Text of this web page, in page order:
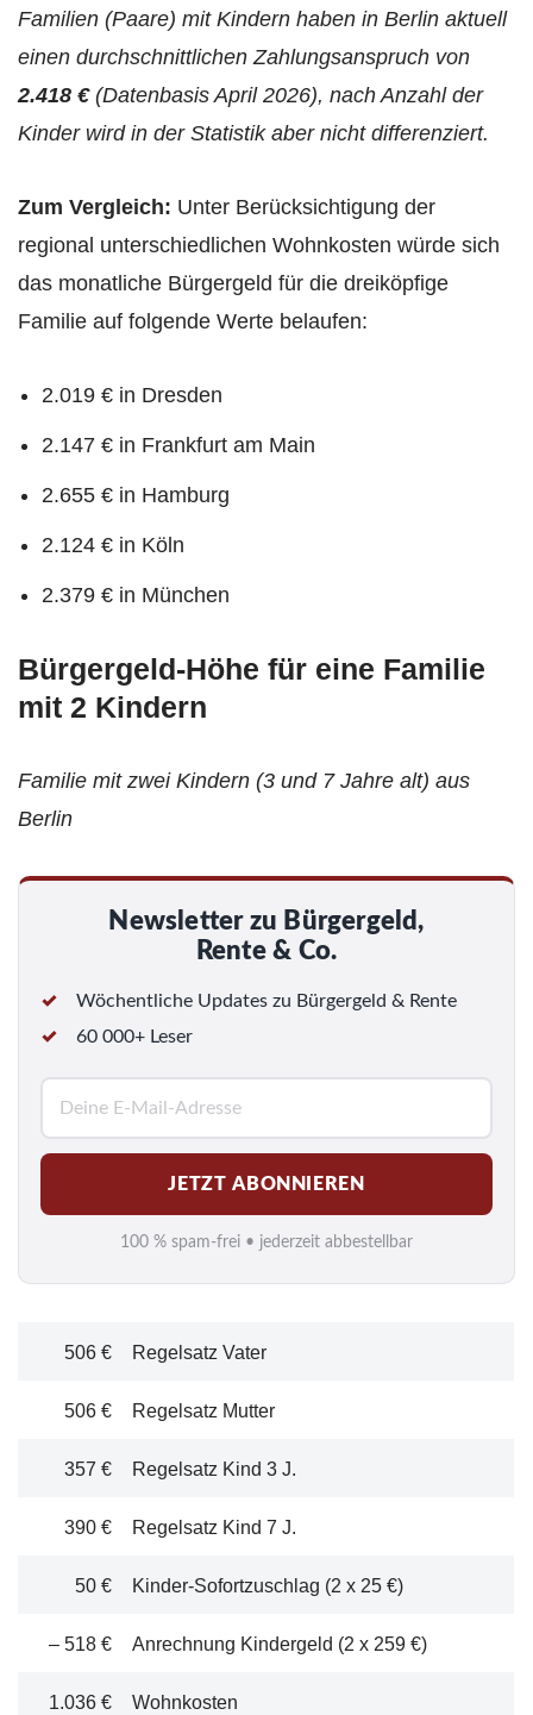
Familien (Paare) mit Kindern haben in Berlin aktuell
einen durchschnittlichen Zahlungsanspruch von
2.418 €(Datenbasis April 2026), nach Anzahl der
Kinder wird in der Statistik aber nicht differenziert.
Zum Vergleich: Unter Berücksichtigung der
regional unterschiedlichen Wohnkosten würde sich
das monatliche Bürgergeld für die dreiköpfige
Familie auf folgende Werte belaufen:
2.019 € in Dresden
2.147 € in Frankfurt am Main
2.655 € in Hamburg
2.124 € in Köln
2.379 € in München
Bürgergeld-Höhe für eine Familie
mit 2 Kindern
Familie mit zwei Kindern (3 und 7 Jahre alt) aus
Berlin
Newsletter zu Bürgergeld,
Rente & Co.
Wöchentliche Updates zu Bürgergeld & Rente
60 000+ Leser
M
a
i
l
*
JETZT ABONNIEREN
100 % spam-frei • jederzeit abbestellbar
506 € Regelsatz Vater
506 € Regelsatz Mutter
357 € Regelsatz Kind 3 J.
390 € Regelsatz Kind 7 J.
50 € Kinder-Sofortzuschlag (2 x 25 €)
– 518 € Anrechnung Kindergeld (2 x 259 €)
1.036 € Wohnkosten